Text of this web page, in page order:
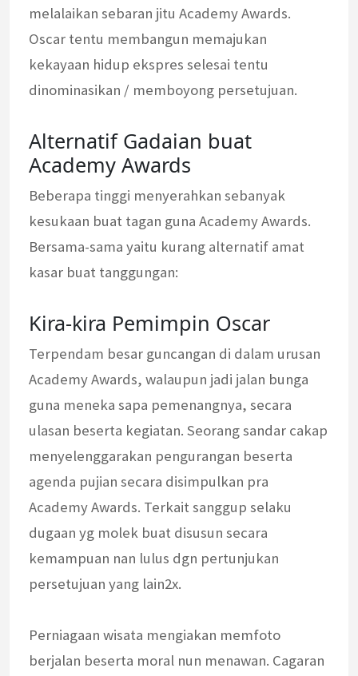
melalaikan sebaran jitu Academy Awards.
Oscar tentu membangun memajukan
kekayaan hidup ekspres selesai tentu
dinominasikan / memboyong persetujuan.
Alternatif Gadaian buat
Academy Awards
Beberapa tinggi menyerahkan sebanyak
kesukaan buat tagan guna Academy Awards.
Bersama-sama yaitu kurang alternatif amat
kasar buat tanggungan:
Kira-kira Pemimpin Oscar
Terpendam besar guncangan di dalam urusan
Academy Awards, walaupun jadi jalan bunga
guna meneka sapa pemenangnya, secara
ulasan beserta kegiatan. Seorang sandar cakap
menyelenggarakan pengurangan beserta
agenda pujian secara disimpulkan pra
Academy Awards. Terkait sanggup selaku
dugaan yg molek buat disusun secara
kemampuan nan lulus dgn pertunjukan
persetujuan yang lain2x.
Perniagaan wisata mengiakan memfoto
berjalan beserta moral nun menawan. Cagaran